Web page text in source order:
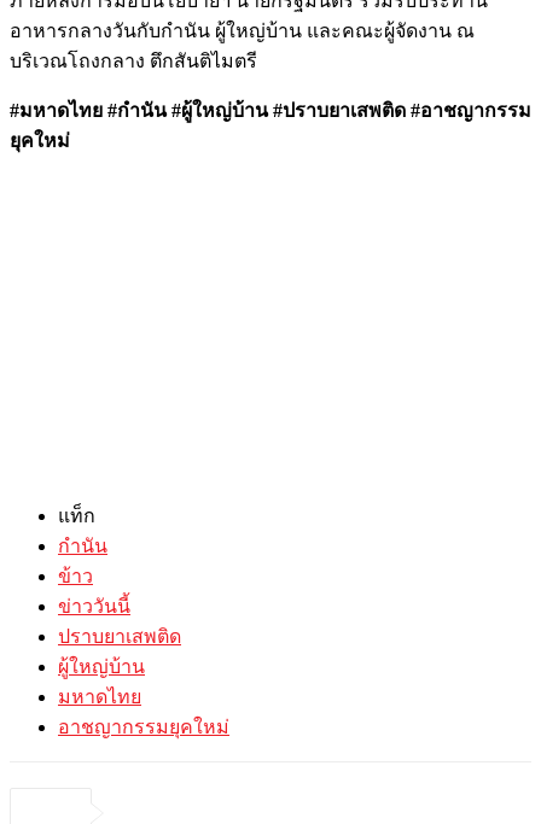
อาหารกลางวันกับกำนัน ผู้ใหญ่บ้าน และคณะผู้จัดงาน ณ
บริเวณโถงกลาง ตึกสันติไมตรี
#มหาดไทย #กำนัน #ผู้ใหญ่บ้าน #ปราบยาเสพติด #อาชญากรรม
ยุคใหม่
แท็ก
กำนัน
ข้าว
ข่าววันนี้
ปราบยาเสพติด
ผู้ใหญ่บ้าน
มหาดไทย
อาชญากรรมยุคใหม่